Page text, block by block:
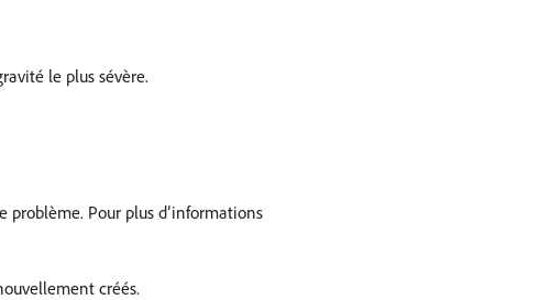
le plus sévère.
problème. Pour plus d’informations
créés.